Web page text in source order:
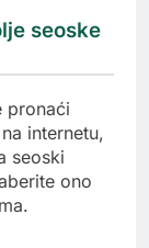
seoske
pronaći
internetu,
seoski
ono